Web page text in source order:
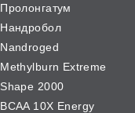
Пролонгатум
Нандробол
Nandroged
Methylburn Extreme
Shape 2000
BCAA 10X Energy